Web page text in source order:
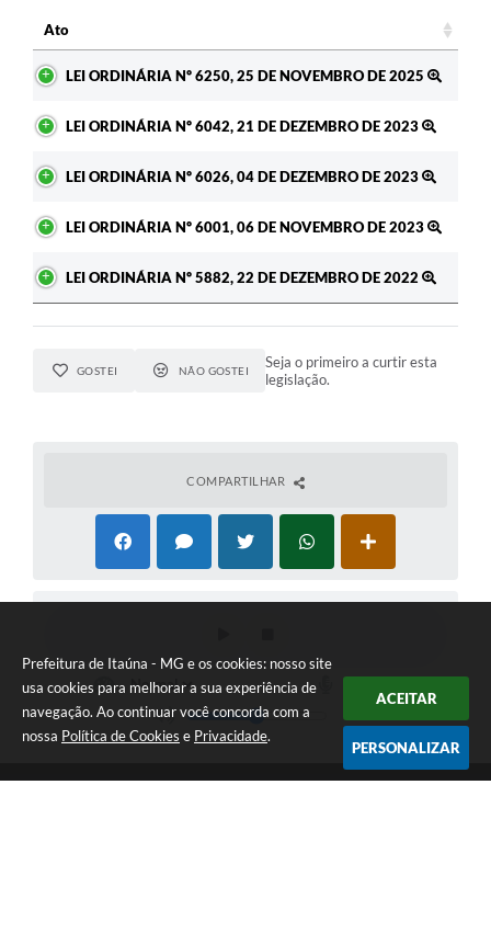
Prefeitura de Itaúna - MG e os cookies: nosso site
usa cookies para melhorar a sua experiência de
navegação. Ao continuar você concorda com a
nossa Política de Cookies e Privacidade.
ACEITAR
PERSONALIZAR
Ato
LEI ORDINÁRIA Nº 6250, 25 DE NOVEMBRO DE 2025
LEI ORDINÁRIA Nº 6042, 21 DE DEZEMBRO DE 2023
LEI ORDINÁRIA Nº 6026, 04 DE DEZEMBRO DE 2023
LEI ORDINÁRIA Nº 6001, 06 DE NOVEMBRO DE 2023
LEI ORDINÁRIA Nº 5882, 22 DE DEZEMBRO DE 2022
GOSTEI NÃO GOSTEI
Seja o primeiro a curtir esta
legislação.
COMPARTILHAR